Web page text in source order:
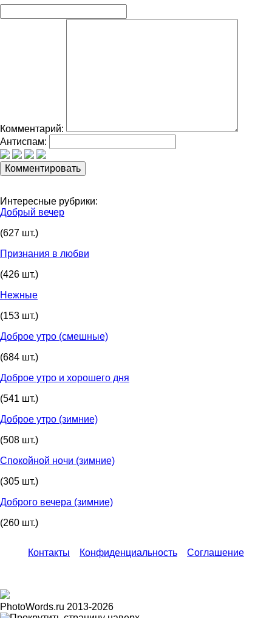
Комментарий:
Антиспам:
Интересные рубрики:
Добрый вечер
(627 шт.)
Признания в любви
(426 шт.)
Нежные
(153 шт.)
Доброе утро (смешные)
(684 шт.)
Доброе утро и хорошего дня
(541 шт.)
Доброе утро (зимние)
(508 шт.)
Спокойной ночи (зимние)
(305 шт.)
Доброго вечера (зимние)
(260 шт.)
Контакты Конфиденциальность Соглашение
PhotoWords.ru 2013-2026